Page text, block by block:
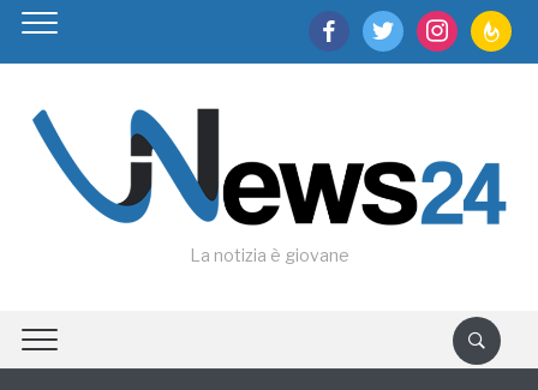
facebooktwitter instagram
La notizia è giovane